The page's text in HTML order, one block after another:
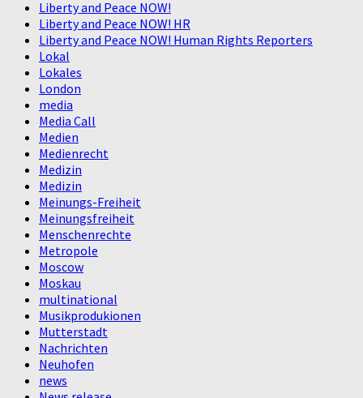
Liberty and Peace NOW!
Liberty and Peace NOW! HR
Liberty and Peace NOW! Human Rights Reporters
Lokal
Lokales
London
media
Media Call
Medien
Medienrecht
Medizin
Medizin
Meinungs-Freiheit
Meinungsfreiheit
Menschenrechte
Metropole
Moscow
Moskau
multinational
Musikprodukionen
Mutterstadt
Nachrichten
Neuhofen
news